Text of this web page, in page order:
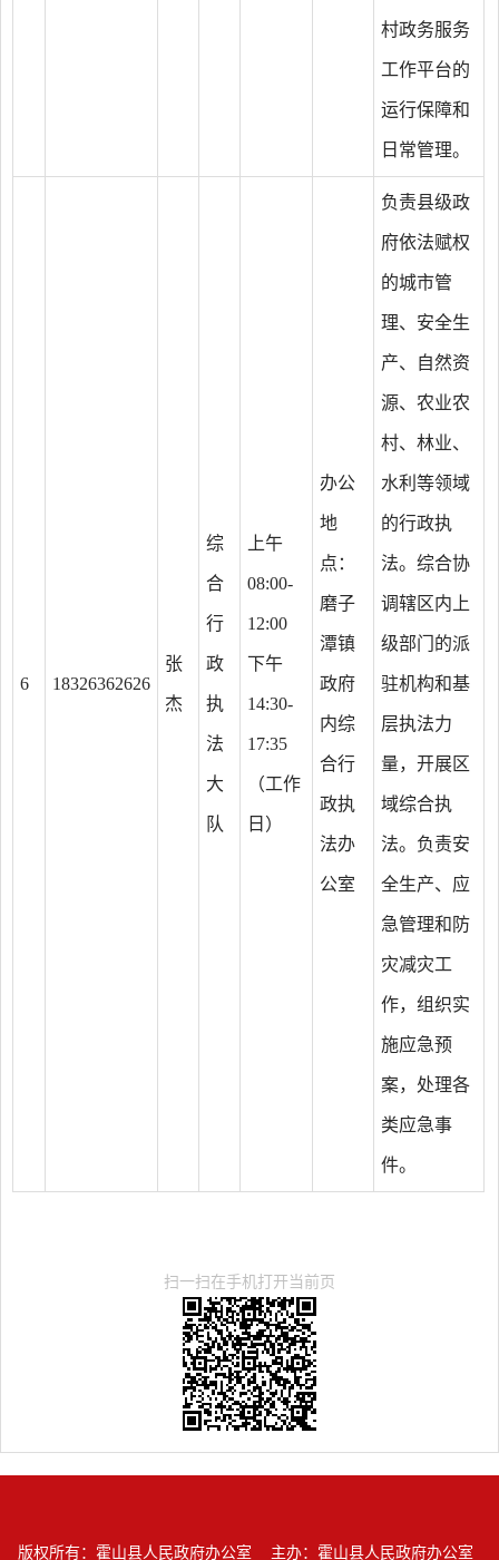
村政务服务
工作平台的
运行保障和
日常管理。
6 18326362626
张
杰
综
合
行
政
执
法
大
队
上午
08:00-
12:00
下午
14:30-
17:35
（工作
日）
办公
地
点：
磨子
潭镇
政府
内综
合行
政执
法办
公室
负责县级政
府依法赋权
的城市管
理、安全生
产、自然资
源、农业农
村、林业、
水利等领域
的行政执
法。综合协
调辖区内上
级部门的派
驻机构和基
层执法力
量，开展区
域综合执
法。负责安
全生产、应
急管理和防
灾减灾工
作，组织实
施应急预
案，处理各
类应急事
件。
扫一扫在手机打开当前页
版权所有：霍山县人民政府办公室 主办：霍山县人民政府办公室